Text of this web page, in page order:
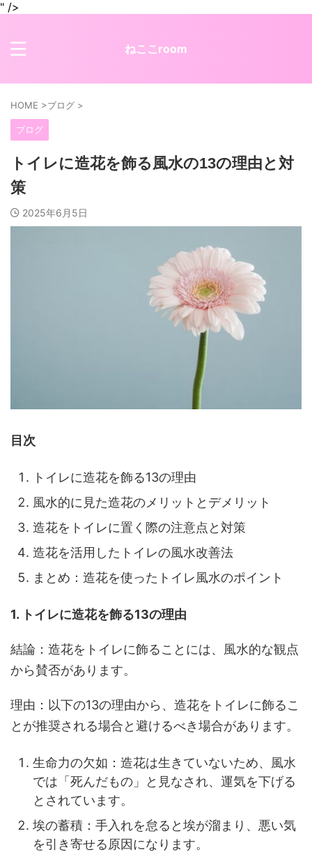
" />
ねここroom
HOME >ブログ >
ブログ
トイレに造花を飾る風水の13の理由と対
策
2025年6月5日
目次
トイレに造花を飾る13の理由
風水的に見た造花のメリットとデメリット
造花をトイレに置く際の注意点と対策
造花を活用したトイレの風水改善法
まとめ：造花を使ったトイレ風水のポイント
1. トイレに造花を飾る13の理由
結論：造花をトイレに飾ることには、風水的な観点
から賛否があります。
理由：以下の13の理由から、造花をトイレに飾るこ
とが推奨される場合と避けるべき場合があります。
生命力の欠如：造花は生きていないため、風水
では「死んだもの」と見なされ、運気を下げる
とされています。
埃の蓄積：手入れを怠ると埃が溜まり、悪い気
を引き寄せる原因になります。